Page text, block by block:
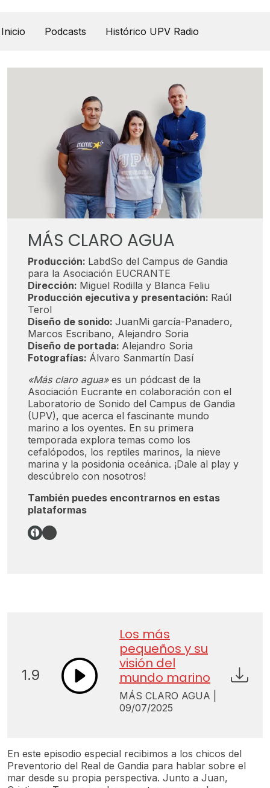
Inicio Podcasts Histórico UPV Radio
MÁS CLARO AGUA
Producción: LabdSo del Campus de Gandia
para la Asociación EUCRANTE
Dirección: Miguel Rodilla y Blanca Feliu
Producción ejecutiva y presentación: Raúl
Terol
Diseño de sonido: JuanMi garcía-Panadero,
Marcos Escribano, Alejandro Soria
Diseño de portada: Alejandro Soria
Fotografías: Álvaro Sanmartín Dasí
«Más claro agua»es un pódcast de la
Asociación Eucrante en colaboración con el
Laboratorio de Sonido del Campus de Gandia
(UPV), que acerca el fascinante mundo
marino a los oyentes. En su primera
temporada explora temas como los
cefalópodos, los reptiles marinos, la nieve
marina y la posidonia oceánica. ¡Dale al play y
descúbrelo con nosotros!
También puedes encontrarnos en estas
plataformas
Enlace Spotify
1.9
Los más
pequeños y su
visión del
mundo marino
MÁS CLARO AGUA |
09/07/2025
En este episodio especial recibimos a los chicos del
Preventorio del Real de Gandia para hablar sobre el
mar desde su propia perspectiva. Junto a Juan,